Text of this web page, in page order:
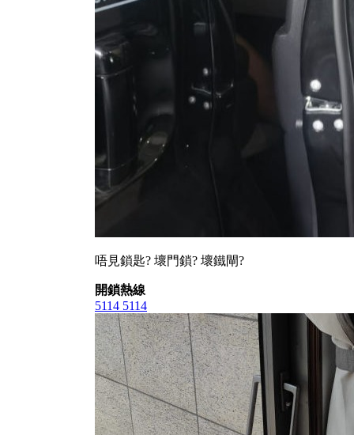
唔見鎖匙? 壞門鎖? 壞鐵閘?
開鎖熱線
5114 5114